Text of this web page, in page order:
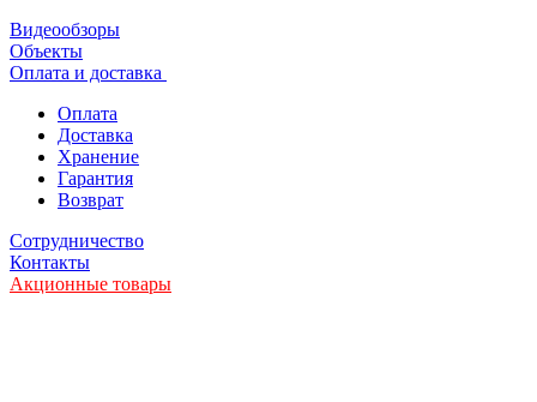
Видеообзоры
Объекты
Оплата и доставка
Оплата
Доставка
Хранение
Гарантия
Возврат
Сотрудничество
Контакты
Акционные товары